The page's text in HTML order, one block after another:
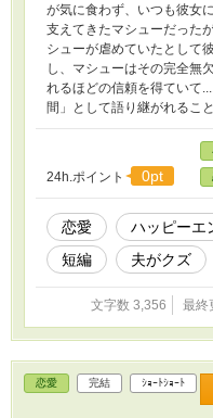
が気に食わず、いつも彼女
支えてきたマシューだった
シューが虐めていたとして
し、マシューはその完全無
れるほどの信頼を得ていて
間」として語り継がれるこ
24h.ポイント 0pt
恋愛 ハッピーエ
短編
夫がクズ
文字数 3,356 最終
恋愛 完結 ｼｮｰﾄｼｮｰﾄ